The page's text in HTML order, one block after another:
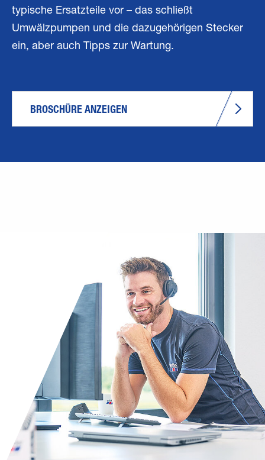
typische Ersatzteile vor – das schließt
Umwälzpumpen und die dazugehörigen Stecker
ein, aber auch Tipps zur Wartung.
BROSCHÜRE ANZEIGEN